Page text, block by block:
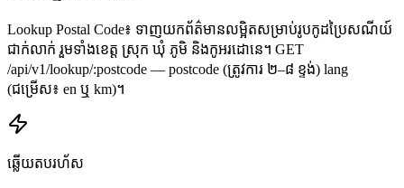
Lookup Postal Code៖ ទាញយកព័ត៌មានលម្អិតសម្រាប់រូបកូដប្រៃសណីយ៍
ជាក់លាក់ រួមទាំងខេត្ត ស្រុក ឃុំ ភូមិ និងកូអរដោនេ។ GET
/api/v1/lookup/:postcode — postcode (ត្រូវការ ២–៨ ខ្ទង់) lang
(ជម្រើស៖ en ឬ km)។
ឆ្លើយតបរហ័ស